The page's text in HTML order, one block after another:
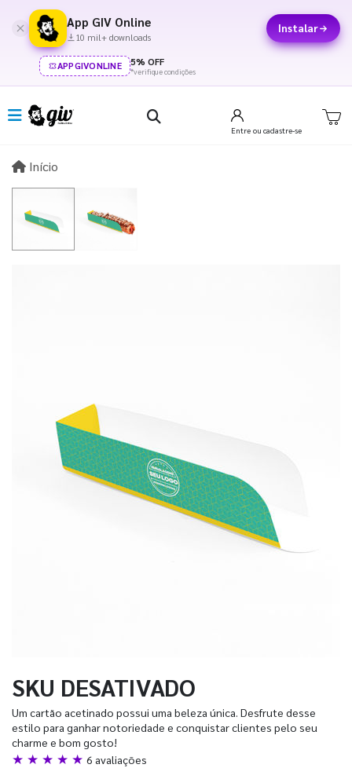
App GIV Online
10 mil+ downloads
Instalar
APPGIVONLINE 5% OFF
*verifique condições
Entre ou cadastre-se
Início
SKU DESATIVADO
Um cartão acetinado possui uma beleza única. Desfrute desse
estilo para ganhar notoriedade e conquistar clientes pelo seu
charme e bom gosto!
★ ★ ★ ★ ★ 6 avaliações